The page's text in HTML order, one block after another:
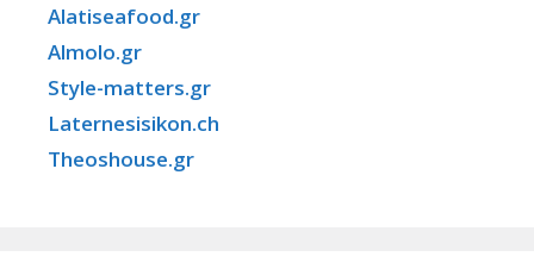
Alatiseafood.gr
Almolo.gr
Style-matters.gr
Laternesisikon.ch
Theoshouse.gr